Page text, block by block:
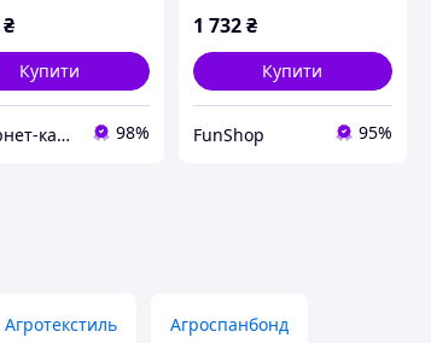
₴
Купити
Интер​​нет-кат​алог с​​ки​​док "Модна Лавка" 98%
1 732₴
Купити
FunShop 95%
Агротекстиль Агроспанбонд